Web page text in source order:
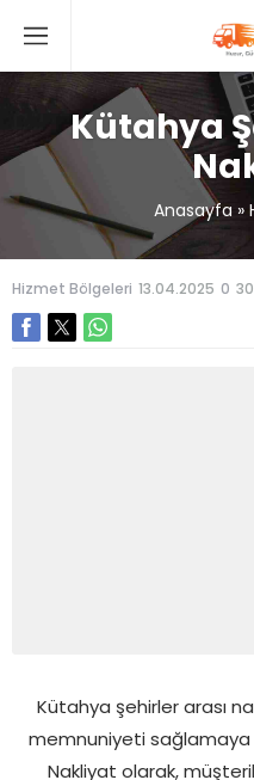
Kütahya
Anasayfa»
Hizmet Bölgeleri 13.04.2025 0
Kütahya şehirler arası
memnuniyeti
Nakliyat olarak,